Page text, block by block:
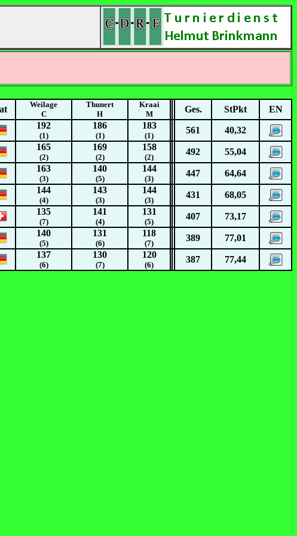
Weilage
C
Thunert
H
Kraai
M
Ges. StPkt EN
192
(1)
186
(1)
183
(1)
561 40,32
165
(2)
169
(2)
158
(2)
492 55,04
163
(3)
140
(5)
144
(3)
447 64,64
144
(4)
143
(3)
144
(3)
431 68,05
135
(7)
141
(4)
131
(5)
407 73,17
140
(5)
131
(6)
118
(7)
389 77,01
137
(6)
130
(7)
120
(6)
387 77,44